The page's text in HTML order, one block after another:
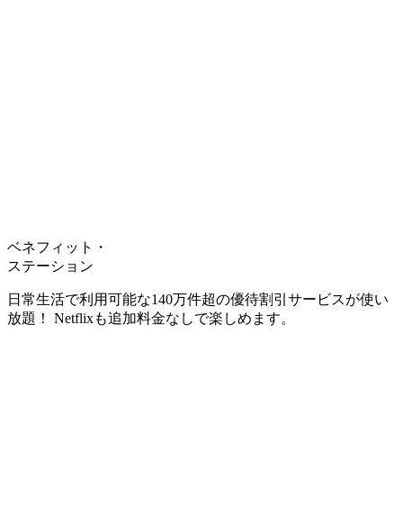
ベネフィット・
ステーション
日常生活で利用可能な140万件超の優待割引サービスが使い
放題！ Netflixも追加料金なしで楽しめます。